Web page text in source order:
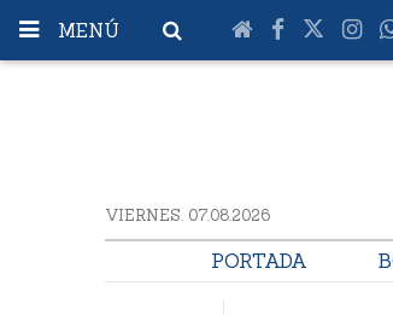
MENÚ
VIERNES. 07.08.2026
PORTADA